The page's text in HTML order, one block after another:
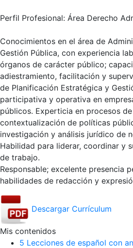
Perfil Profesional: Área Derecho
Conocimientos en el área de
Gestión Pública, con experiencia
órganos de carácter público;
adiestramiento, facilitación y
de Planificación Estratégica y
participativa y operativa en
públicos. Experticia en procesos
contextualización de políticas
investigación y análisis jurídico de
Habilidad para liderar, coordinar y
de trabajo.
Responsable; excelente presencia
habilidades de redacción y
Descargar Currículum
Mis contenidos
5 Lecciones de español con